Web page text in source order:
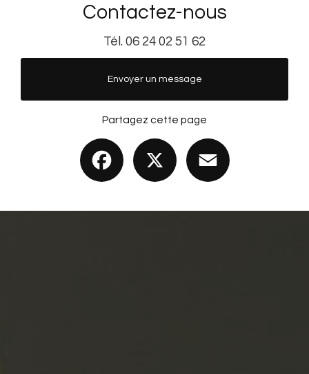
Contactez-nous
Tél. 06 24 02 51 62
Envoyer un message
Partagez cette page
Facebook